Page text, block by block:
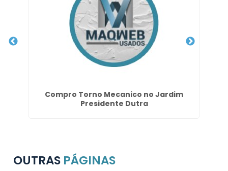
Compro Torno Mecanico no Jardim
Presidente Dutra
OUTRAS PÁGINAS